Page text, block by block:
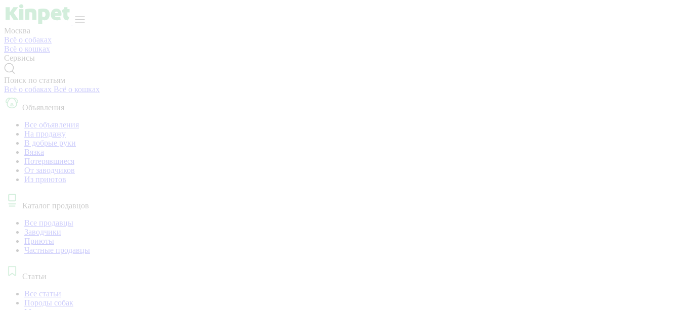
Москва
Всё о собаках
Всё о кошках
Сервисы
Поиск по статьям
Всё о собаках Всё о кошках
Объявления
Все объявления
На продажу
В добрые руки
Вязка
Потерявшиеся
От заводчиков
Из приютов
Каталог продавцов
Все продавцы
Заводчики
Приюты
Частные продавцы
Статьи
Все статьи
Породы собак